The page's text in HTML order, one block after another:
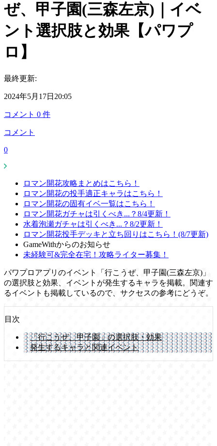
ぜ、甲子園(三森左京)｜イベ
ント選択肢と効果【パワプ
ロ】
最終更新:
2024年5月17日20:05
コメント 0 件
コメント
0
ロマン開花攻略まとめはこちら！
ロマン開花の投手適正キャラはこちら！
ロマン開花の固有イベ一覧はこちら！
ロマン開花ガチャは引くべき...？8/4更新！
水着泡瀬ガチャは引くべき...？8/2更新！
ロマン開花投手デッキと立ち回りはこちら！(8/7更新)
GameWithからのお知らせ
未経験可&完全在宅！攻略ライター募集！
パワプロアプリのイベント「行こうぜ、甲子園(三森左京)」
の選択肢と効果、イベントが発生するキャラを掲載。関連す
るイベントも掲載しているので、サクセスの参考にどうぞ。
目次
「行こうぜ、甲子園」の選択肢・効果
発生するキャラと関連イベント